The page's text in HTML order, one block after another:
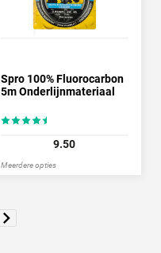
Spro 100% Fluorocarbon
5m Onderlijnmateriaal
9.50
Meerdere opties